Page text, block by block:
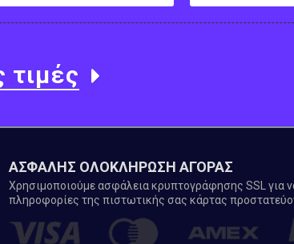
τιμές
ΑΣΦΑΛΗΣ ΟΛΟΚΛΗΡΩΣΗ ΑΓΟΡΑΣ
Χρησιμοποιούμε ασφάλεια κρυπτογράφησης SSL για
πληροφορίες της πιστωτικής σας κάρτας